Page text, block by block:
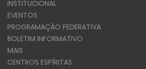
INSTITUCIONAL
EVENTOS
PROGRAMAÇÃO FEDERATIVA
BOLETIM INFORMATIVO
MAIS
CENTROS ESPÍRITAS